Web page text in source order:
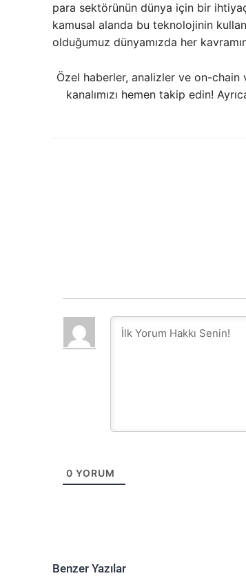
para sektörünün dünya için bir
kamusal alanda bu teknolojinin
olduğumuz dünyamızda her
Özel haberler, analizler ve on-chain
kanalımızı hemen takip edin!
0 YORUM
Benzer Yazılar